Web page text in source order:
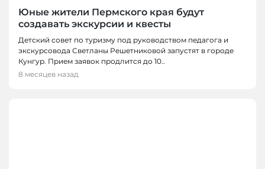
Юные жители Пермского края будут
создавать экскурсии и квесты
Детский совет по туризму под руководством педагога и
экскурсовода Светланы Решетниковой запустят в городе
Кунгур. Прием заявок продлится до 10..
8 месяцев назад